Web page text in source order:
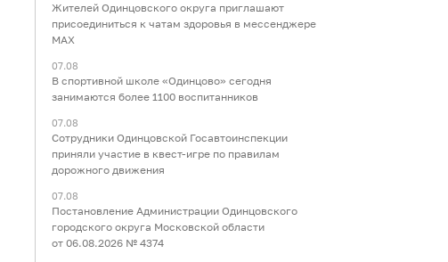
Жителей Одинцовского округа приглашают
присоединиться к чатам здоровья в мессенджере
МАХ
07.08
В спортивной школе «Одинцово» сегодня
занимаются более 1100 воспитанников
07.08
Сотрудники Одинцовской Госавтоинспекции
приняли участие в квест-игре по правилам
дорожного движения
07.08
Постановление Администрации Одинцовского
городского округа Московской области
от 06.08.2026 № 4374